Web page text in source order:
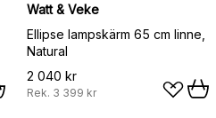
Watt & Veke
Ellipse lampskärm 65 cm linne,
Natural
2 040 kr
Rek. 3 399 kr